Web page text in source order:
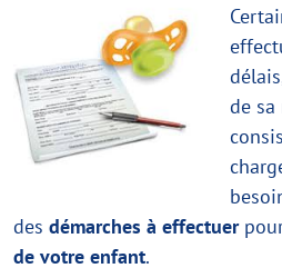
de sa
des démarches à effectuer
de votre enfant.